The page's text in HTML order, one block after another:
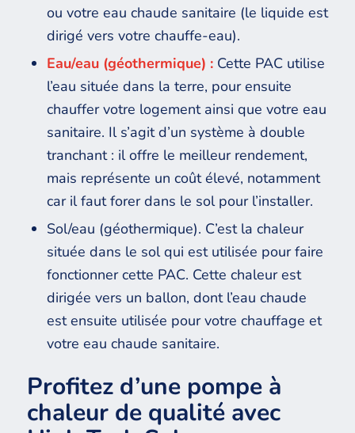
ou votre eau chaude sanitaire (le liquide est
dirigé vers votre chauffe-eau).
Eau/eau (géothermique) :Cette PAC utilise
l’eau située dans la terre, pour ensuite
chauffer votre logement ainsi que votre eau
sanitaire. Il s’agit d’un système à double
tranchant : il offre le meilleur rendement,
mais représente un coût élevé, notamment
car il faut forer dans le sol pour l’installer.
Sol/eau (géothermique). C’est la chaleur
située dans le sol qui est utilisée pour faire
fonctionner cette PAC. Cette chaleur est
dirigée vers un ballon, dont l’eau chaude
est ensuite utilisée pour votre chauffage et
votre eau chaude sanitaire.
Profitez d’une pompe à
chaleur de qualité avec